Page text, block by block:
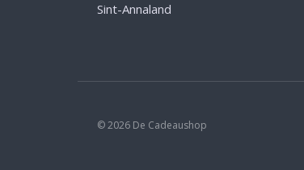
Sint-Annaland
© 2026 De Cadeaushop